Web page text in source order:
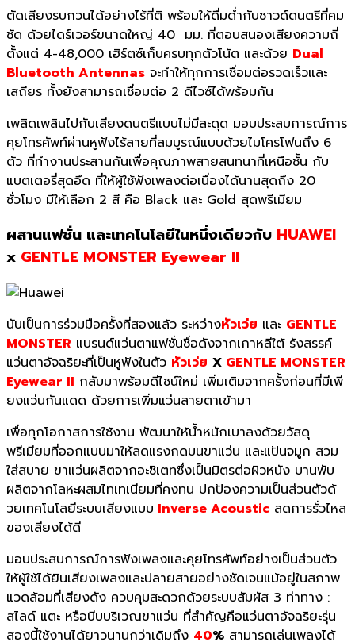
ตัดเสียงรบกวนได้อย่างไร้ที่ติ พร้อมให้ดื่มด่ำกับซาวด์ดนตรีที่คม
ชัด ด้วยไดร์เวอร์ขนาดใหญ่ 40 มม. ที่ตอบสนองเสียงความถี่
ตั้งแต่ 4-48,000 เฮิร์ตซ์เก็บครบทุกตัวโน้ต และด้วย Dual
Bluetooth Antennas จะทำให้ทุกการเชื่อมต่อรวดเร็วและ
เสถียร ทั้งยังสามารถเชื่อมต่อ 2 ดีไวซ์ได้พร้อมกัน
เพลิดเพลินไปกับเสียงดนตรีแบบไม่มีสะดุด มอบประสบการณ์การ
คุยโทรศัพท์ผ่านหูฟังไร้สายที่สมบูรณ์แบบด้วยไมโครโฟนถึง 6
ตัว ที่ทำงานประสานกันเพื่อคุณภาพสายสนทนาที่เหนือชั้น กับ
แบตเตอรี่สุดอึด ที่ให้ผู้ใช้ฟังเพลงต่อเนื่องได้นานสุดถึง 20
ชั่วโมง มีให้เลือก 2 สี คือ Black และ Gold สุดพรีเมียม
ผสานแฟชั่น และเทคโนโลยีในหนึ่งเดียวกับ HUAWEI
x GENTLE MONSTER Eyewear II
นับเป็นการร่วมมือครั้งที่สองแล้ว ระหว่างหัวเว่ย และ GENTLE
MONSTER แบรนด์แว่นตาแฟชั่นชื่อดังจากเกาหลีใต้ รังสรรค์
แว่นตาอัจฉริยะที่เป็นหูฟังในตัว หัวเว่ย X GENTLE MONSTER
Eyewear II กลับมาพร้อมดีไซน์ใหม่ เพิ่มเติมจากครั้งก่อนที่มีเพี
ยงแว่นกันแดด ด้วยการเพิ่มแว่นสายตาเข้ามา
เพื่อทุกโอกาสการใช้งาน พัฒนาให้น้ำหนักเบาลงด้วยวัสดุ
พรีเมียมที่ออกแบบมาให้ลดแรงกดบนขาแว่น และแป้นจมูก สวม
ใส่สบาย ขาแว่นผลิตจากอะซิเตทซึ่งเป็นมิตรต่อผิวหนัง บานพับ
ผลิตจากโลหะผสมไทเทเนียมที่คงทน ปกป้องความเป็นส่วนตัวด้
วยเทคโนโลยีระบบเสียงแบบ Inverse Acoustic ลดการรั่วไหล
ของเสียงได้ดี
มอบประสบการณ์การฟังเพลงและคุยโทรศัพท์อย่างเป็นส่วนตัว
ให้ผู้ใช้ได้ยินเสียงเพลงและปลายสายอย่างชัดเจนแม้อยู่ในสภาพ
แวดล้อมที่เสียงดัง ควบคุมสะดวกด้วยระบบสัมผัส 3 ท่าทาง :
สไลด์ แตะ หรือบีบบริเวณขาแว่น ที่สำคัญคือแว่นตาอัจฉริยะรุ่น
สองนี้ใช้งานได้ยาวนานกว่าเดิมถึง 40% สามารถเล่นเพลงได้